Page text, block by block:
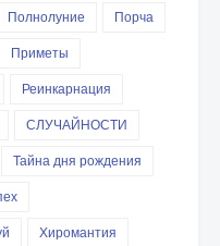
Полнолуние
Порча
Приметы
Реинкарнация
СЛУЧАЙНОСТИ
Тайна дня рождения
Хиромантия